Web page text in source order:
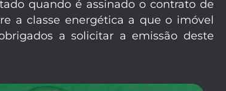
quando é assinado o contrato de
a classe energética a que o imóvel
a solicitar a emissão deste